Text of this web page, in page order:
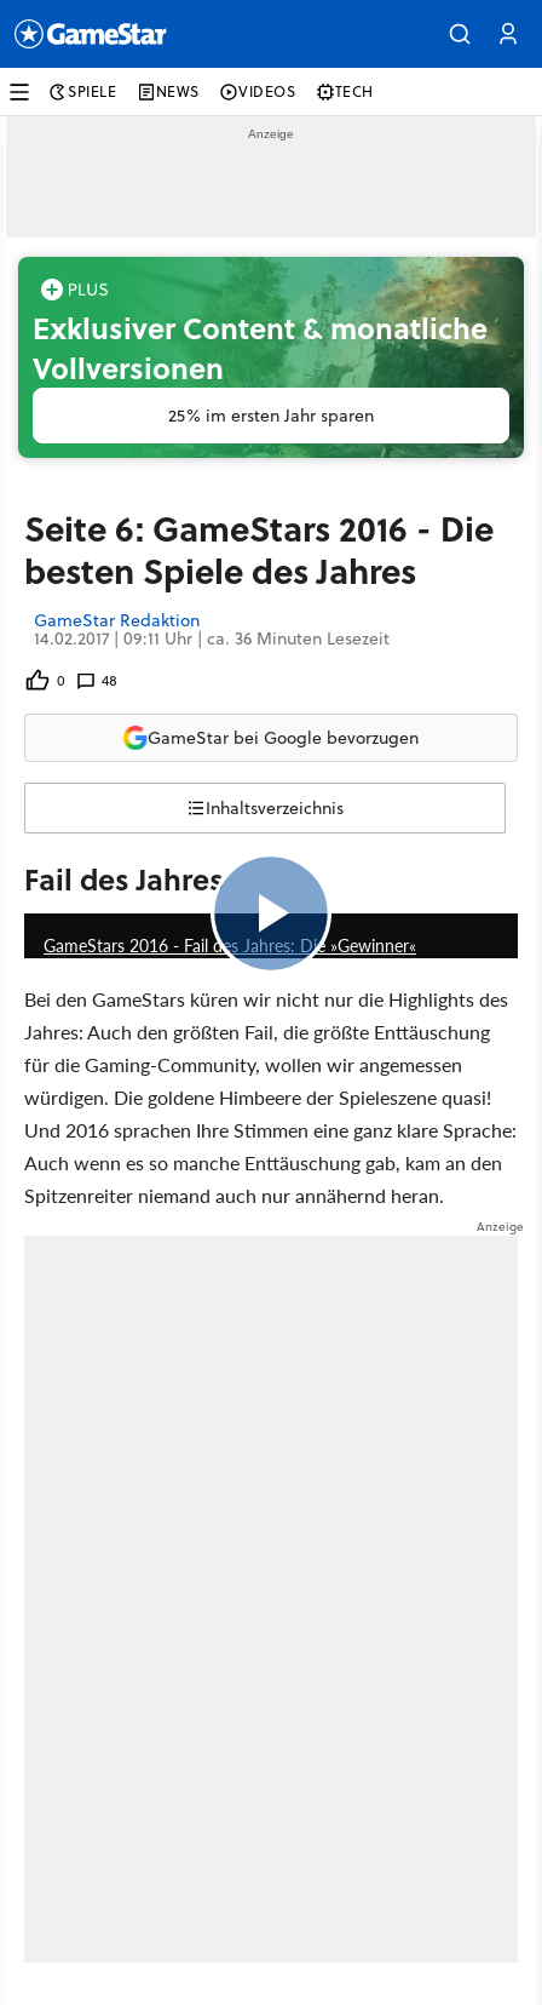
SPIELE NEWS VIDEOS TECH
Exklusiver Content & monatliche
Vollversionen
25% im ersten Jahr sparen
Seite 6: GameStars 2016 - Die
besten Spiele des Jahres
GameStar Redaktion
14.02.2017 | 09:11 Uhr | ca. 36 Minuten Lesezeit
0 48
GameStar bei Google bevorzugen
Inhaltsverzeichnis
Fail des Jahres
GameStars 2016 - Fail des Jahres: Die »Gewinner«
Bei den GameStars küren wir nicht nur die Highlights des
Jahres: Auch den größten Fail, die größte Enttäuschung
für die Gaming-Community, wollen wir angemessen
würdigen. Die goldene Himbeere der Spieleszene quasi!
Und 2016 sprachen Ihre Stimmen eine ganz klare Sprache:
Auch wenn es so manche Enttäuschung gab, kam an den
Spitzenreiter niemand auch nur annähernd heran.